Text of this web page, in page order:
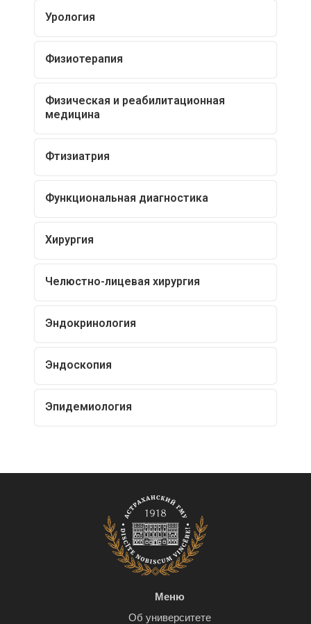
Урология
Физиотерапия
Физическая и реабилитационная
медицина
Фтизиатрия
Функциональная диагностика
Хирургия
Челюстно-лицевая хирургия
Эндокринология
Эндоскопия
Эпидемиология
Меню
Об университете